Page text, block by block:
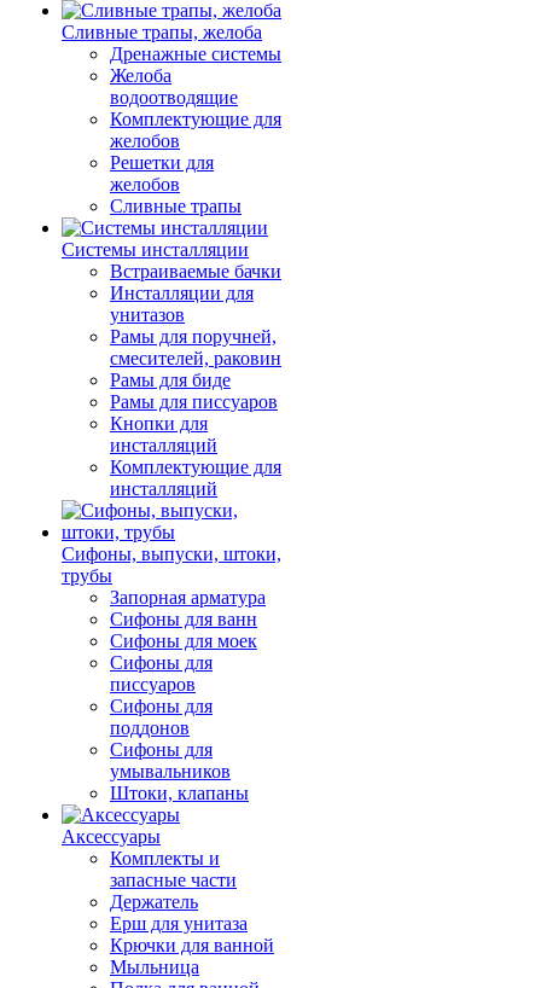
Сливные трапы, желоба
Дренажные системы
Желоба
водоотводящие
Комплектующие для
желобов
Решетки для
желобов
Сливные трапы
Системы инсталляции
Встраиваемые бачки
Инсталляции для
унитазов
Рамы для поручней,
смесителей, раковин
Рамы для биде
Рамы для писсуаров
Кнопки для
инсталляций
Комплектующие для
инсталляций
Сифоны, выпуски, штоки,
трубы
Запорная арматура
Сифоны для ванн
Сифоны для моек
Сифоны для
писсуаров
Сифоны для
поддонов
Сифоны для
умывальников
Штоки, клапаны
Аксессуары
Комплекты и
запасные части
Держатель
Ерш для унитаза
Крючки для ванной
Мыльница